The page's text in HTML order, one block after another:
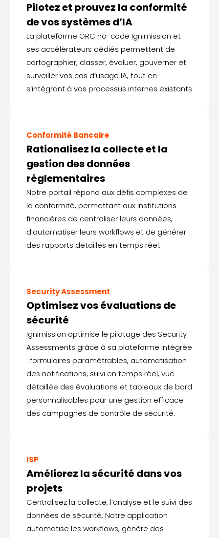
Pilotez et prouvez la conformité
de vos systèmes d’IA
La plateforme GRC no-code Ignimission et
ses accélérateurs dédiés permettent de
cartographier, classer, évaluer, gouverner et
surveiller vos cas d’usage IA, tout en
s’intégrant à vos processus internes existants
Conformité Bancaire
Rationalisez la collecte et la
gestion des données
réglementaires
Notre portail répond aux défis complexes de
la conformité, permettant aux institutions
financières de centraliser leurs données,
d’automatiser leurs workflows et de générer
des rapports détaillés en temps réel.
Security Assessment
Optimisez vos évaluations de
sécurité
Ignimission optimise le pilotage des Security
Assessments grâce à sa plateforme intégrée
: formulaires paramétrables, automatisation
des notifications, suivi en temps réel, vue
détaillée des évaluations et tableaux de bord
personnalisables pour une gestion efficace
des campagnes de contrôle de sécurité.
ISP
Améliorez la sécurité dans vos
projets
Centralisez la collecte, l’analyse et le suivi des
données de sécurité. Notre application
automatise les workflows, génère des